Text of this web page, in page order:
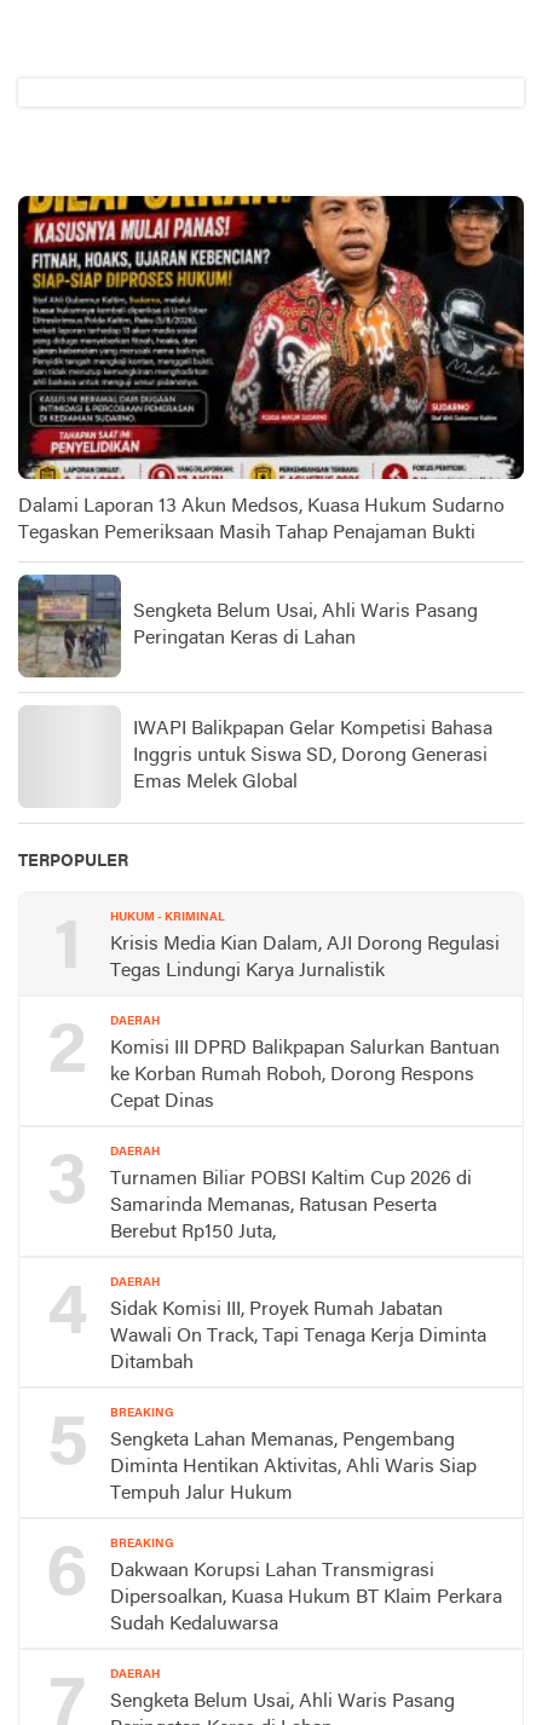
Dalami Laporan 13 Akun Medsos, Kuasa Hukum Sudarno
Tegaskan Pemeriksaan Masih Tahap Penajaman Bukti
Sengketa Belum Usai, Ahli Waris Pasang
Peringatan Keras di Lahan
IWAPI Balikpapan Gelar Kompetisi Bahasa
Inggris untuk Siswa SD, Dorong Generasi
Emas Melek Global
TERPOPULER
1 HUKUM - KRIMINAL
Krisis Media Kian Dalam, AJI Dorong Regulasi
Tegas Lindungi Karya Jurnalistik
2 DAERAH
Komisi III DPRD Balikpapan Salurkan Bantuan
ke Korban Rumah Roboh, Dorong Respons
Cepat Dinas
3 DAERAH
Turnamen Biliar POBSI Kaltim Cup 2026 di
Samarinda Memanas, Ratusan Peserta
Berebut Rp150 Juta,
4 DAERAH
Sidak Komisi III, Proyek Rumah Jabatan
Wawali On Track, Tapi Tenaga Kerja Diminta
Ditambah
5 BREAKING
Sengketa Lahan Memanas, Pengembang
Diminta Hentikan Aktivitas, Ahli Waris Siap
Tempuh Jalur Hukum
6 BREAKING
Dakwaan Korupsi Lahan Transmigrasi
Dipersoalkan, Kuasa Hukum BT Klaim Perkara
Sudah Kedaluwarsa
7 DAERAH
Sengketa Belum Usai, Ahli Waris Pasang